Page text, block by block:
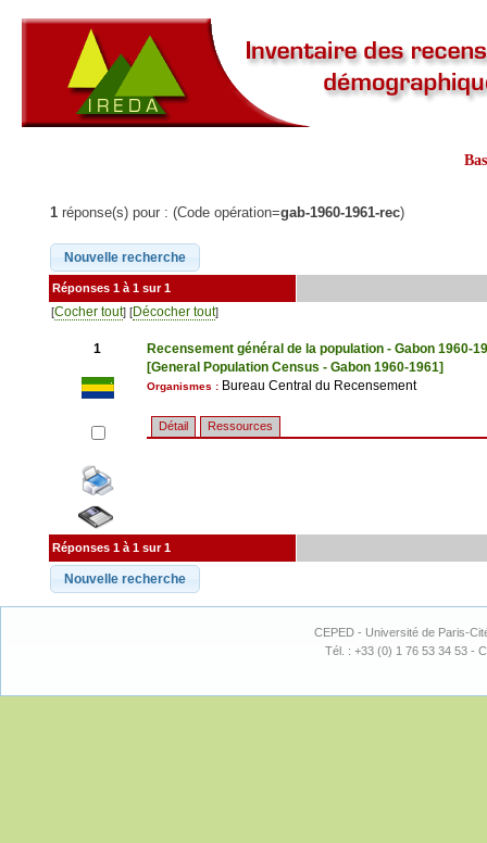
1 réponse(s) pour : (Code opération=gab-1960-1961-rec)
Réponses 1 à 1 sur 1
[Cocher tout] [Décocher tout]
1
Recensement général de la population - Gabon 1960-
[General Population Census - Gabon 1960-1961]
Organismes : Bureau Central du Recensement
Détail Ressources
Réponses 1 à 1 sur 1
CEPED - Université de Paris-
Tél. : +33 (0) 1 76 53 34 53 -